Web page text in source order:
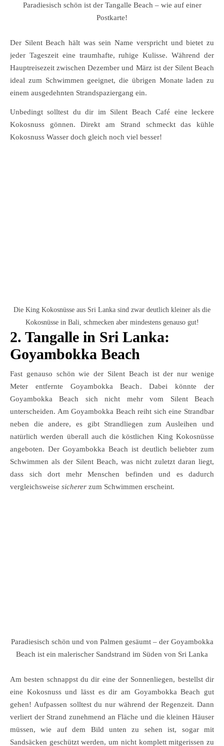
Paradiesisch schön ist der Tangalle Beach – wie auf einer
Postkarte!
Der Silent Beach hält was sein Name verspricht und bietet zu
jeder Tageszeit eine traumhafte, ruhige Kulisse. Während der
Hauptreisezeit zwischen Dezember und März ist der Silent Beach
ideal zum Schwimmen geeignet, die übrigen Monate laden zu
einem ausgedehnten Strandspaziergang ein.
Unbedingt solltest du dir im Silent Beach Café eine leckere
Kokosnuss gönnen. Direkt am Strand schmeckt das kühle
Kokosnuss Wasser doch gleich noch viel besser!
Die King Kokosnüsse aus Sri Lanka sind zwar deutlich kleiner als die
Kokosnüsse in Bali, schmecken aber mindestens genauso gut!
2. Tangalle in Sri Lanka:
Goyambokka Beach
Fast genauso schön wie der Silent Beach ist der nur wenige
Meter entfernte Goyambokka Beach. Dabei könnte der
Goyambokka Beach sich nicht mehr vom Silent Beach
unterscheiden. Am Goyambokka Beach reiht sich eine Strandbar
neben die andere, es gibt Strandliegen zum Ausleihen und
natürlich werden überall auch die köstlichen King Kokosnüsse
angeboten. Der Goyambokka Beach ist deutlich beliebter zum
Schwimmen als der Silent Beach, was nicht zuletzt daran liegt,
dass sich dort mehr Menschen befinden und es dadurch
vergleichsweise sicherer zum Schwimmen erscheint.
Paradiesisch schön und von Palmen gesäumt – der Goyambokka
Beach ist ein malerischer Sandstrand im Süden von Sri Lanka
Am besten schnappst du dir eine der Sonnenliegen, bestellst dir
eine Kokosnuss und lässt es dir am Goyambokka Beach gut
gehen! Aufpassen solltest du nur während der Regenzeit. Dann
verliert der Strand zunehmend an Fläche und die kleinen Häuser
müssen, wie auf dem Bild unten zu sehen ist, sogar mit
Sandsäcken geschützt werden, um nicht komplett mitgerissen zu